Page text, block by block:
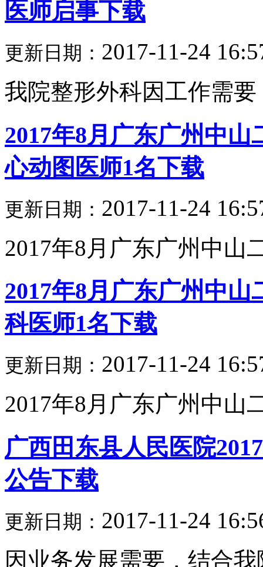
医师启事下载
更新日期： 2017-11-24
我院整形外科因工作需
2017年8月广东广州中
心动图医师1名下载
更新日期： 2017-11-24
2017年8月广东广州中山
2017年8月广东广州中
科医师1名下载
更新日期： 2017-11-24
2017年8月广东广州中山
广西田东县人民医院
公告下载
更新日期： 2017-11-24
因业务发展需要，结合